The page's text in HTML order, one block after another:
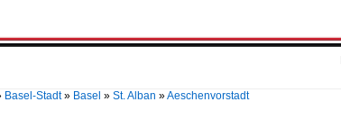
Basel-Stadt» Basel » St. Alban »Aeschenvorstadt